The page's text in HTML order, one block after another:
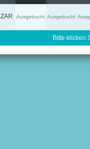
ZAR Ausgebucht Ausgebucht
Bitte klicken